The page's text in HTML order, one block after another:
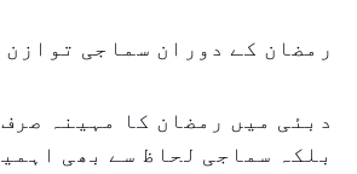
رمضان کے دوران سماجی توازن
دبئی میں رمضان کا مہینہ
بلکہ سماجی لحاظ سے بھی